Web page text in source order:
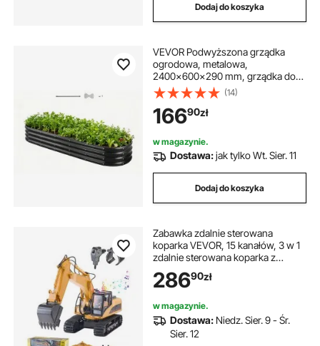
Dodaj do koszyka
VEVOR Podwyższona grządka
ogrodowa, metalowa,
2400x600x290 mm, grządka do
sadzenia, grządka warzywna,
donica z otwartym dnem i
zaokrąglonymi krawędziami,
grządka kwiatowa, grządka
ziołowa, idealna do warzyw,
kwiatów, ziół i sukulentów, owalna
(14)
16690zł
w magazynie.
Dostawa:jak tylko Wt. Sier. 11
Dodaj do koszyka
Zabawka zdalnie sterowana
koparka VEVOR, 15 kanałów, 3 w 1
zdalnie sterowana koparka z
metalową łyżką, koparka RC w skali
1:14 ze światłem i dźwiękiem,
dla dzieci, 2 baterie
28690zł
w magazynie.
Dostawa: Niedz. Sier. 9 - Śr.
Sier. 12